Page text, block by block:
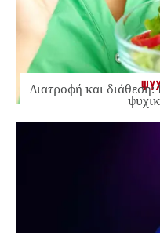
Διατροφή και